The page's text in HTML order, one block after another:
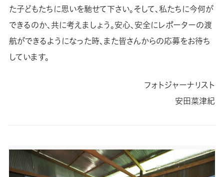
た子どもたちに思いを馳せて下さい。そして、私たちに今何が
できるのか、共に考えましょう。安心、安全にレポーターの渡
航ができるようになった時、また皆さんからの応募をお待ち
しています。
フォトジャーナリスト
安田菜津紀